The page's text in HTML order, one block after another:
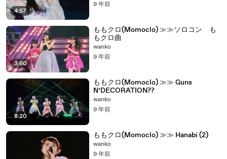
4:57
9 年前
3:50
ももクロ(Momoclo) ≫≫ソロコン も
もクロ曲
wanko
9 年前
8:20
ももクロ(Momoclo) ≫≫ Guns
N’DECORATION??
wanko
9 年前
ももクロ(Momoclo) ≫≫ Hanabi (2)
wanko
9 年前